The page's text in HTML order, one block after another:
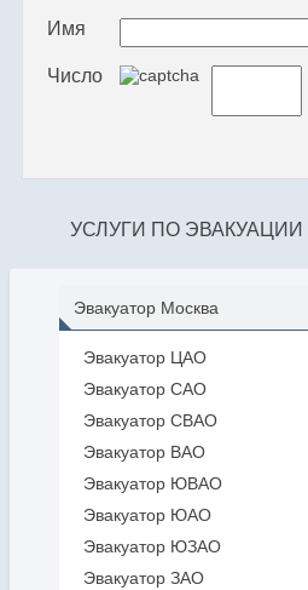
Имя
Число
УСЛУГИ ПО ЭВАКУАЦИИ
Эвакуатор Москва
Эвакуатор ЦАО
Эвакуатор САО
Эвакуатор СВАО
Эвакуатор ВАО
Эвакуатор ЮВАО
Эвакуатор ЮАО
Эвакуатор ЮЗАО
Эвакуатор ЗАО